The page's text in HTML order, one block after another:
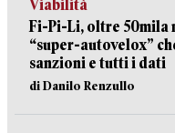
Viabilità
Fi-Pi-Li, oltre 50mila
“super-autovelox”
sanzioni e tutti i dati
di Danilo Renzullo